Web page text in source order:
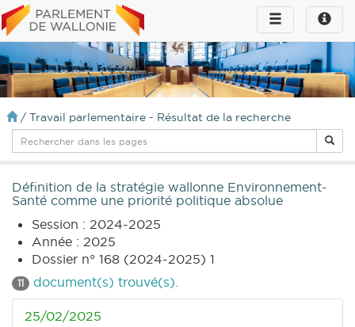
Toggle
infos
Toggle
navigation
/ Travail parlementaire - Résultat de la recherche
Définition de la stratégie wallonne Environnement-
Santé comme une priorité politique absolue
Session : 2024-2025
Année : 2025
Dossier n° 168 (2024-2025) 1
11 document(s) trouvé(s).
25/02/2025